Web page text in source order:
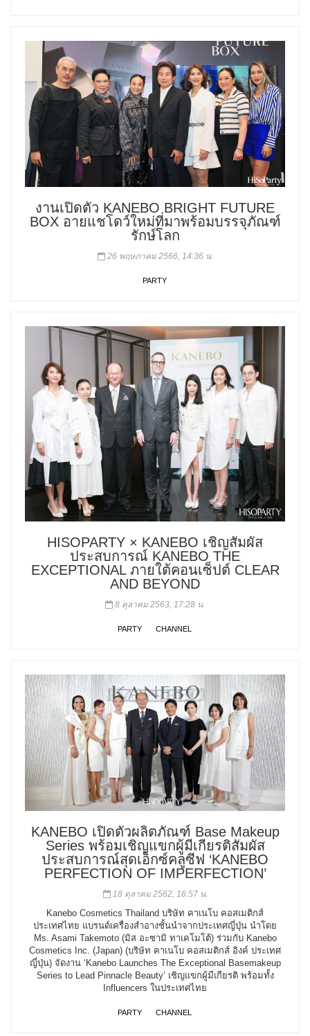
งานเปิดตัว KANEBO BRIGHT FUTURE
BOX อายแชโดว์ใหม่ที่มาพร้อมบรรจุภัณฑ์
รักษ์โลก
26 พฤษภาคม 2566, 14:36 น.
PARTY
HISOPARTY × KANEBO เชิญสัมผัส
ประสบการณ์ KANEBO THE
EXCEPTIONAL ภายใต้คอนเซ็ปต์ CLEAR
AND BEYOND
8 ตุลาคม 2563, 17:28 น.
PARTY CHANNEL
KANEBO เปิดตัวผลิตภัณฑ์ Base Makeup
Series พร้อมเชิญแขกผู้มีเกียรติสัมผัส
ประสบการณ์สุดเอ็กซ์คลูซีฟ ‘KANEBO
PERFECTION OF IMPERFECTION’
18 ตุลาคม 2562, 16:57 น.
Kanebo Cosmetics Thailand บริษัท คาเนโบ คอสเมติกส์
ประเทศไทย แบรนด์เครื่องสำอางชั้นนำจากประเทศญี่ปุ่น นำโดย
Ms. Asami Takemoto (มิส อะซามิ ทาเคโมโต้) ร่วมกับ Kanebo
Cosmetics Inc. (Japan) (บริษัท คาเนโบ คอสเมติกส์ อิงค์ ประเทศ
ญี่ปุ่น) จัดงาน ‘Kanebo Launches The Exceptional Basemakeup
Series to Lead Pinnacle Beauty’ เชิญแขกผู้มีเกียรติ พร้อมทั้ง
Influencers ในประเทศไทย
PARTY CHANNEL